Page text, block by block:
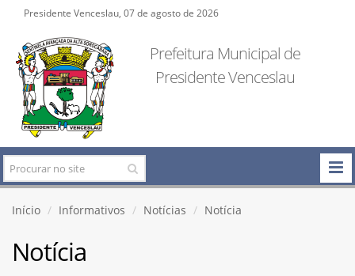
Presidente Venceslau, 07 de agosto de 2026
Prefeitura Municipal de
Presidente Venceslau
Início Informativos Notícias Notícia
Notícia